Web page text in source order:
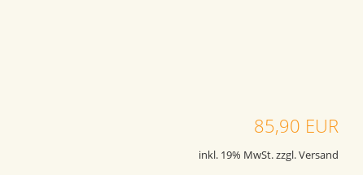
85,90 EUR
inkl. 19% MwSt. zzgl. Versand